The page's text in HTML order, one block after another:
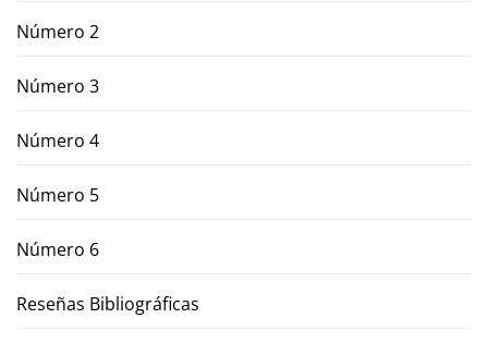
Número 2
Número 3
Número 4
Número 5
Número 6
Reseñas Bibliográficas